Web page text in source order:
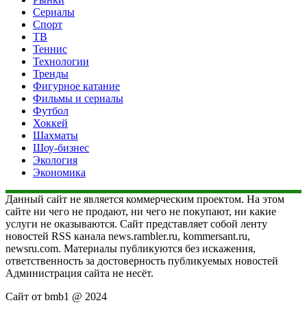
Сериалы
Спорт
ТВ
Теннис
Технологии
Тренды
Фигурное катание
Фильмы и сериалы
Футбол
Хоккей
Шахматы
Шоу-бизнес
Экология
Экономика
Данный сайт не является коммерческим проектом. На этом
сайте ни чего не продают, ни чего не покупают, ни какие
услуги не оказываются. Сайт представляет собой ленту
новостей RSS канала news.rambler.ru, kommersant.ru,
newsru.com. Материалы публикуются без искажения,
ответственность за достоверность публикуемых новостей
Администрация сайта не несёт.
Сайт от bmb1 @ 2024